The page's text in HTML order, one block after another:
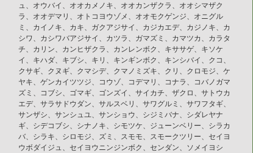
ュ、オウバイ、オオカメノキ、オオカンザクラ、オオシマザク
ラ、オオデマリ、オトコヨウゾメ、オオモクゲンジ、オニグル
ミ、カイノキ、カキ、ガクアジサイ、カジカエデ、カジノキ、カ
シワ、カシワバアジサイ、カツラ、ガマズミ、カマツカ、カラタ
チ、カリン、カンヒザクラ、カンレンボク、キササゲ、キソケ
イ、キハダ、キブシ、キリ、キンギンボク、キンシバイ、クコ、
クサギ、クヌギ、クマシデ、クマノミズキ、クリ、クロモジ、ケ
ヤキ、ゲンカイツツジ、コウゾ、コデマリ、コナラ、コバノガマ
ズミ、コブシ、ゴマギ、ゴンズイ、サイカチ、ザクロ、サトウカ
エデ、サラサドウダン、サルスベリ、サワグルミ、サワフタギ、
サンザシ、サンシュユ、サンショウ、シジミバナ、シダレヤナ
ギ、シデコブシ、シナノキ、シモツケ、ジューンベリー、シラカ
バ、シラキ、シロモジ、ズミ、スモモ、スモークツリー、セイヨ
ウボダイジュ、セイヨウニンジンボク、センダン、ソメイヨシ